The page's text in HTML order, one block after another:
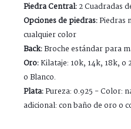
Piedra Central:2 Cuadradas
Opciones de piedras:Piedras
cualquier color
Back:Broche estándar para
Oro:Kilataje: 10k, 14k, 18k,
o Blanco.
Plata:Pureza: 0.925 - Color:
adicional: con baño de oro o